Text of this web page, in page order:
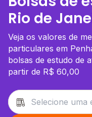
Rio de
Veja os valores de
particulares em
bolsas de estudo de
partir de R$ 60,00